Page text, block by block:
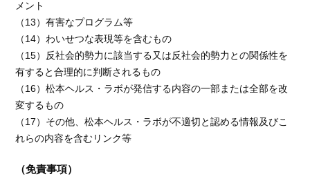
メント
（13）有害なプログラム等
（14）わいせつな表現等を含むもの
（15）反社会的勢力に該当する又は反社会的勢力との関係性を
有すると合理的に判断されるもの
（16）松本ヘルス・ラボが発信する内容の一部または全部を改
変するもの
（17）その他、松本ヘルス・ラボが不適切と認める情報及びこ
れらの内容を含むリンク等
（免責事項）